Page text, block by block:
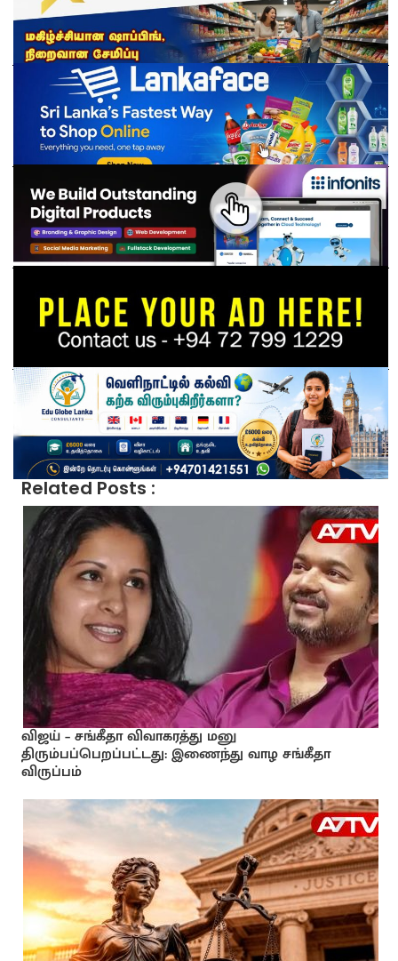
Related Posts :
விஜய் – சங்கீதா விவாகரத்து மனு
திரும்பப்பெறப்பட்டது: இணைந்து வாழ சங்கீதா
விருப்பம்